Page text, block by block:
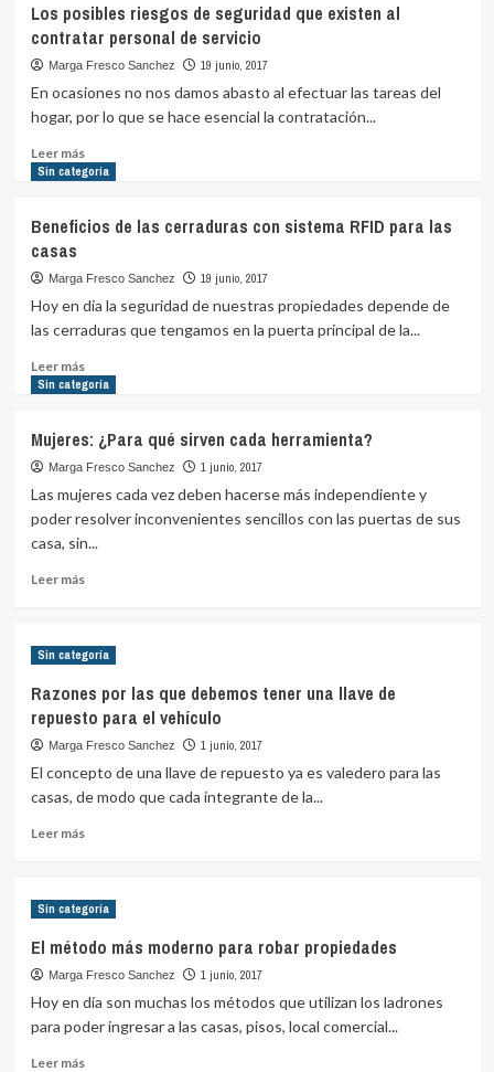
podemos
aumentar
nuestro
tiempo
reacción
el
Los posibles riesgos de seguridad que existen al
contratar personal de servicio
Marga Fresco Sanchez 19 junio, 2017
En ocasiones no nos damos abasto al efectuar las tareas del
hogar, por lo que se hace esencial la contratación...
Leer másLeer
más
posibles
de
seguridad
existen
contratar
servicio
Sin categoría
Beneficios de las cerraduras con sistema RFID para las
casas
Marga Fresco Sanchez 19 junio, 2017
Hoy en día la seguridad de nuestras propiedades depende de
las cerraduras que tengamos en la puerta principal de la...
Leer másLeer
más
de
las
cerraduras
con
RFID
Sin categoría
Mujeres: ¿Para qué sirven cada herramienta?
Marga Fresco Sanchez 1 junio, 2017
Las mujeres cada vez deben hacerse más independiente y
poder resolver inconvenientes sencillos con las puertas de sus
casa, sin...
Leer másLeer
¿Para
sirven
cada
herramienta?
Sin categoría
Razones por las que debemos tener una llave de
repuesto para el vehículo
Marga Fresco Sanchez 1 junio, 2017
El concepto de una llave de repuesto ya es valedero para las
casas, de modo que cada integrante de la...
Leer másLeer
por
que
debemos
tener
una
de
Sin categoría
El método más moderno para robar propiedades
Marga Fresco Sanchez 1 junio, 2017
Hoy en día son muchas los métodos que utilizan los ladrones
para poder ingresar a las casas, pisos, local comercial...
Leer másLeer